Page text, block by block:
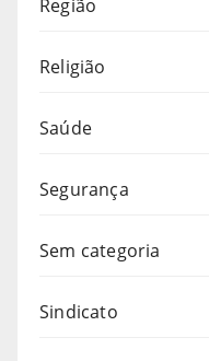
Região
Religião
Saúde
Segurança
Sem categoria
Sindicato